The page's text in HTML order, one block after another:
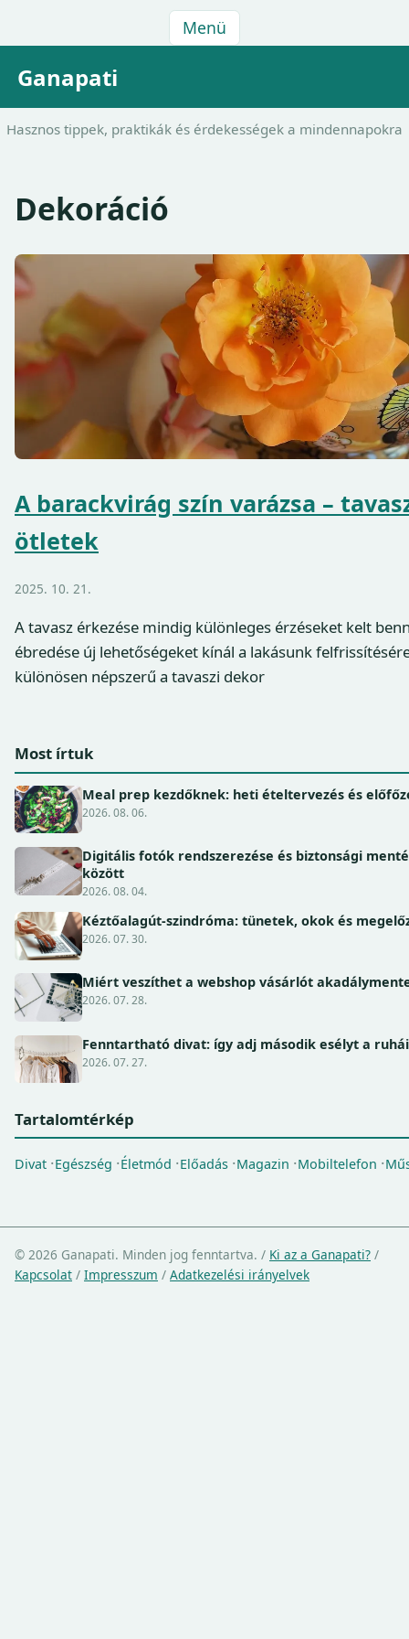
Menü
Ganapati
Hasznos tippek, praktikák és érdekességek a mindennapokra
Dekoráció
A barackvirág szín varázsa –
ötletek
2025. 10. 21.
A tavasz érkezése mindig különleges érzéseket kelt
ébredése új lehetőségeket kínál a lakásunk
különösen népszerű a tavaszi dekor
Most írtuk
Meal prep kezdőknek: heti ételtervezés és
2026. 08. 06.
Digitális fotók rendszerezése és biztonsági
között
2026. 08. 04.
Kéztőalagút-szindróma: tünetek, okok és
2026. 07. 30.
Miért veszíthet a webshop vásárlót
2026. 07. 28.
Fenntartható divat: így adj második esélyt a
2026. 07. 27.
Tartalomtérkép
Divat Egészség Életmód Előadás Magazin Mobiltelefon
© 2026 Ganapati. Minden jog fenntartva. / Ki az a Ganapati? /
Kapcsolat / Impresszum / Adatkezelési irányelvek